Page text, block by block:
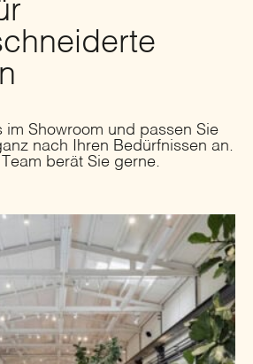
im Showroom und passen Sie
nach Ihren Bedürfnissen an.
berät Sie gerne.